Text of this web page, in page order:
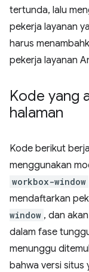
tertunda, lalu
pekerja layanan
harus
pekerja layanan
Kode yang
halaman
Kode berikut
menggunakan
workbox-window
mendaftarkan
window , dan
dalam fase
menunggu
bahwa versi situs